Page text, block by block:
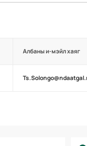
Албаны и-мэйл хаяг